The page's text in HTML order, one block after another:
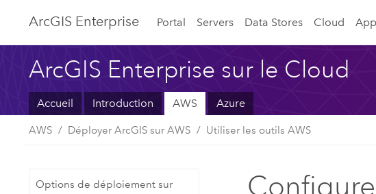
ArcGIS Enterprise Portal Servers Data Stores Cloud
ArcGIS Enterprise sur le Cloud
Accueil Introduction AWS Azure
AWS Déployer ArcGIS sur AWS Utiliser les outils AWS
Options de déploiement sur